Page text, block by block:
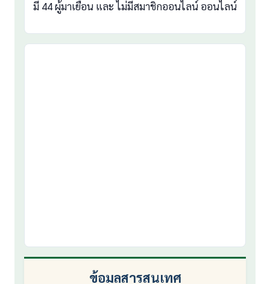
มี 44 ผู้มาเยือน และ ไม่มีสมาชิกออนไลน์ ออนไลน์
ข้อมูลสารสนเทศ